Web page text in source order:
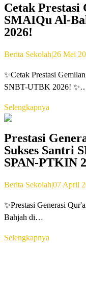
Cetak Prestasi
SMAIQu Al-
2026!
Berita Sekolah|26 Mei
✨Cetak Prestasi
SNBT-UTBK 2026!
Selengkapnya
Prestasi
Sukses Santri
SPAN-PTKIN
Berita Sekolah|07 April
✨Prestasi Generasi
Bahjah di…
Selengkapnya